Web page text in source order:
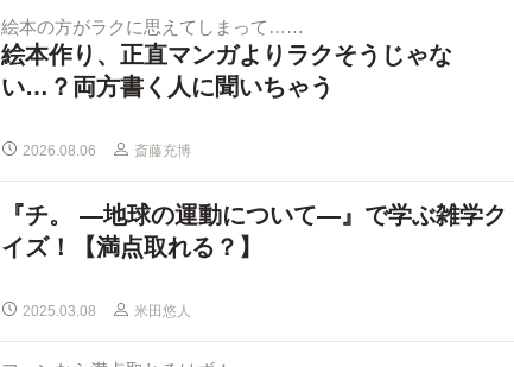
絵本の方がラクに思えてしまって……
絵本作り、正直マンガよりラクそうじゃな
い…？両方書く人に聞いちゃう
2026.08.06 斎藤充博
『チ。 ―地球の運動について―』で学ぶ雑学ク
イズ！【満点取れる？】
2025.03.08 米田悠人